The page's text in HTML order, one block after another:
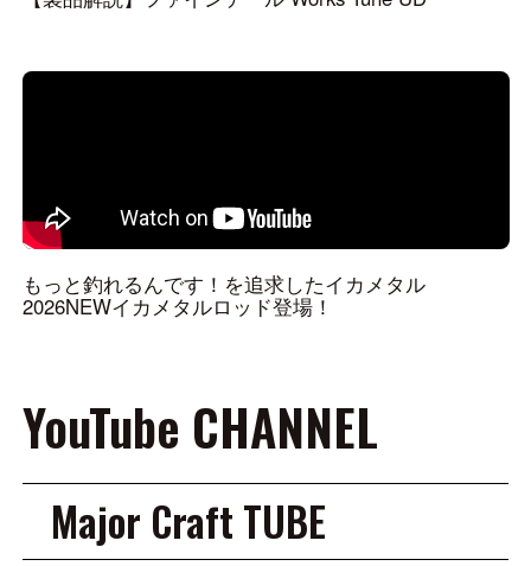
もっと釣れるんです！を追求したイカメタル
2026NEWイカメタルロッド登場！
YouTube CHANNEL
Major Craft TUBE